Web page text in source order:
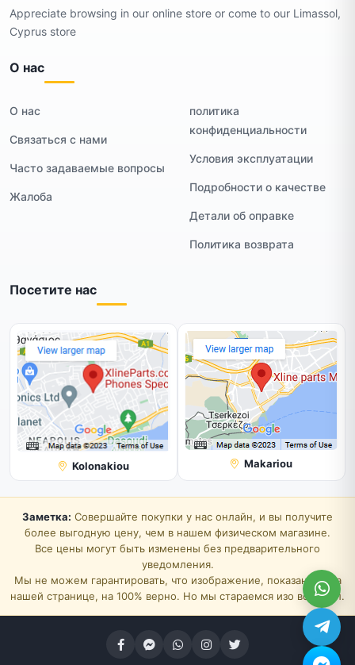
Appreciate browsing in our online store or come to our Limassol,
Cyprus store
О нас
О нас
Связаться с нами
Часто задаваемые вопросы
Жалоба
политика
конфиденциальности
Условия эксплуатации
Подробности о качестве
Детали об оправке
Политика возврата
Посетите нас
Kolonakiou Makariou
Заметка: Совершайте покупки у нас онлайн, и вы получите
более выгодную цену, чем в нашем физическом магазине.
Все цены могут быть изменены без предварительного
уведомления.
Мы не можем гарантировать, что изображение, показанное на
нашей странице, на 100% верно. Но мы стараемся изо всех сил.